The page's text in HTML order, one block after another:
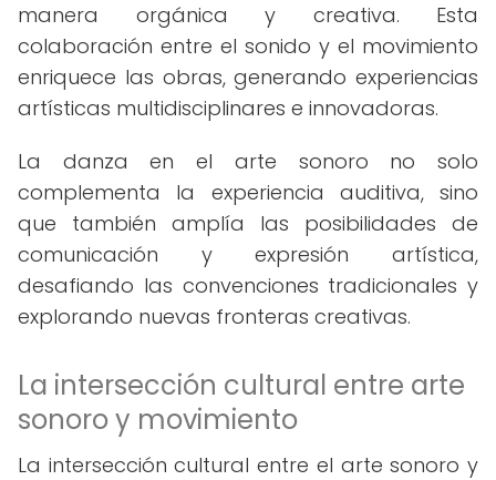
manera orgánica y creativa. Esta
colaboración entre el sonido y el movimiento
enriquece las obras, generando experiencias
artísticas multidisciplinares e innovadoras.
La danza en el arte sonoro no solo
complementa la experiencia auditiva, sino
que también amplía las posibilidades de
comunicación y expresión artística,
desafiando las convenciones tradicionales y
explorando nuevas fronteras creativas.
La intersección cultural entre arte
sonoro y movimiento
La intersección cultural entre el arte sonoro y